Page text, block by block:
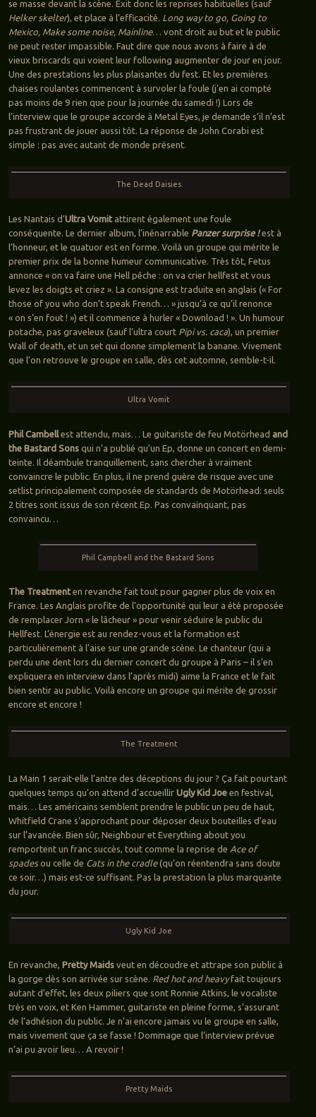
se masse devant la scène. Exit donc les reprises habituelles (sauf
Helker skelter), et place à l’efficacité. Long way to go, Going to
Mexico, Make some noise, Mainline… vont droit au but et le public
ne peut rester impassible. Faut dire que nous avons à faire à de
vieux briscards qui voient leur following augmenter de jour en jour.
Une des prestations les plus plaisantes du fest. Et les premières
chaises roulantes commencent à survoler la foule (j’en ai compté
pas moins de 9 rien que pour la journée du samedi !) Lors de
l’interview que le groupe accorde à Metal Eyes, je demande s’il n’est
pas frustrant de jouer aussi tôt. La réponse de John Corabi est
simple : pas avec autant de monde présent.
The Dead Daisies
Les Nantais d’Ultra Vomitattirent également une foule
conséquente. Le dernier album, l’inénarrable Panzer surprise !est à
l’honneur, et le quatuor est en forme. Voilà un groupe qui mérite le
premier prix de la bonne humeur communicative. Très tôt, Fetus
annonce « on va faire une Hell pêche : on va crier hellfest et vous
levez les doigts et criez ». La consigne est traduite en anglais (« For
those of you who don’t speak French… » jusqu’à ce qu’il renonce
« on s’en fout ! ») et il commence à hurler « Download ! ». Un humour
potache, pas graveleux (sauf l’ultra court Pipi vs. caca), un premier
Wall of death, et un set qui donne simplement la banane. Vivement
que l’on retrouve le groupe en salle, dès cet automne, semble-t-il.
Ultra Vomit
Phil Cambell est attendu, mais… Le guitariste de feu Motörhead and
the Bastard Sonsqui n’a publié qu’un Ep, donne un concert en demi-
teinte. Il déambule tranquillement, sans chercher à vraiment
convaincre le public. En plus, il ne prend guère de risque avec une
setlist principalement composée de standards de Motörhead: seuls
2 titres sont issus de son récent Ep. Pas convainquant, pas
convaincu…
Phil Campbell and the Bastard Sons
The Treatmenten revanche fait tout pour gagner plus de voix en
France. Les Anglais profite de l’opportunité qui leur a été proposée
de remplacer Jorn « le lâcheur » pour venir séduire le public du
Hellfest. L’énergie est au rendez-vous et la formation est
particulièrement à l’aise sur une grande scène. Le chanteur (qui a
perdu une dent lors du dernier concert du groupe à Paris – il s’en
expliquera en interview dans l’après midi) aime la France et le fait
bien sentir au public. Voilà encore un groupe qui mérite de grossir
encore et encore !
The Treatment
La Main 1 serait-elle l’antre des déceptions du jour ? Ça fait pourtant
quelques temps qu’on attend d’accueillir Ugly Kid Joeen festival,
mais… Les américains semblent prendre le public un peu de haut,
Whitfield Crane s’approchant pour déposer deux bouteilles d’eau
sur l’avancée. Bien sûr, Neighbour et Everything about you
remportent un franc succès, tout comme la reprise de Ace of
spadesou celle de Cats in the cradle(qu’on réentendra sans doute
ce soir…) mais est-ce suffisant. Pas la prestation la plus marquante
du jour.
Ugly Kid Joe
En revanche, Pretty Maidsveut en découdre et attrape son public à
la gorge dès son arrivée sur scène. Red hot and heavyfait toujours
autant d’effet, les deux piliers que sont Ronnie Atkins, le vocaliste
très en voix, et Ken Hammer, guitariste en pleine forme, s’assurant
de l’adhésion du public. Je n’ai encore jamais vu le groupe en salle,
mais vivement que ça se fasse ! Dommage que l’interview prévue
n’ai pu avoir lieu… A revoir !
Pretty Maids